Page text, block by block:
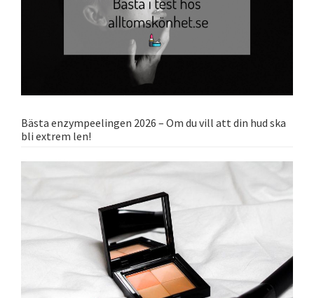
Bästa enzympeelingen 2026 – Om du vill att din hud ska
bli extrem len!